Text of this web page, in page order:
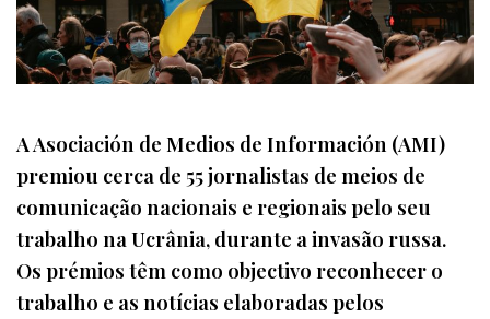
A Asociación de Medios de Información (AMI)
premiou cerca de 55 jornalistas de meios de
comunicação nacionais e regionais pelo seu
trabalho na Ucrânia, durante a invasão russa.
Os prémios têm como objectivo reconhecer o
trabalho e as notícias elaboradas pelos